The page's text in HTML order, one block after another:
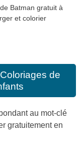
Batman gratuit à
et colorier
Coloriages de
au mot-clé
gratuitement en